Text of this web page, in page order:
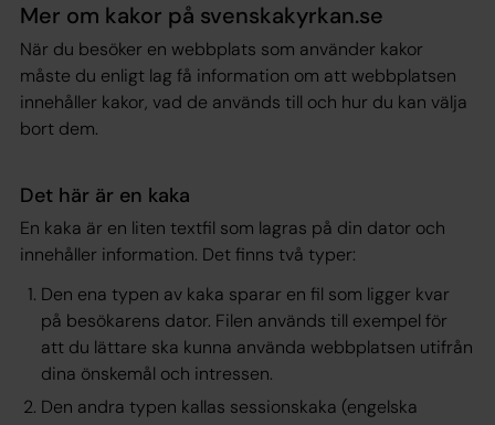
Mer om kakor på svenskakyrkan.se
När du besöker en webbplats som använder kakor
måste du enligt lag få information om att webbplatsen
innehåller kakor, vad de används till och hur du kan välja
bort dem.
Det här är en kaka
En kaka är en liten textfil som lagras på din dator och
innehåller information. Det finns två typer:
Den ena typen av kaka sparar en fil som ligger kvar
på besökarens dator. Filen används till exempel för
att du lättare ska kunna använda webbplatsen utifrån
dina önskemål och intressen.
Den andra typen kallas sessionskaka (engelska